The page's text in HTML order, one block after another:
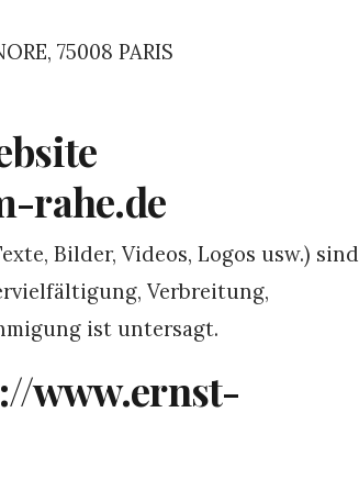
75008 PARIS
rahe.de
Bilder, Videos, Logos usw.) sind
Verbreitung,
ist untersagt.
www.ernst-